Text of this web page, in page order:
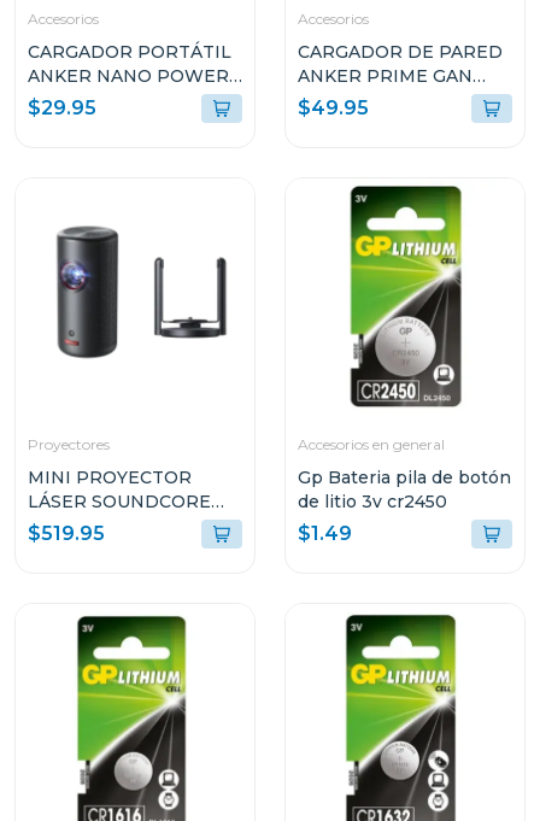
Accesorios
CARGADOR PORTÁTIL
ANKER NANO POWER
BANK 22.5W USB-C
A1653H11
$29.95
Accesorios
CARGADOR DE PARED
ANKER PRIME GAN
67W CON 3 PUERTOS
USB-C NEGRO A2669113
$49.95
Proyectores
MINI PROYECTOR
LÁSER SOUNDCORE
KIT NEBULA CAPSULA
3 + STAND SOPORTE
$519.95
Accesorios en general
Gp Bateria pila de botón
de litio 3v cr2450
$1.49